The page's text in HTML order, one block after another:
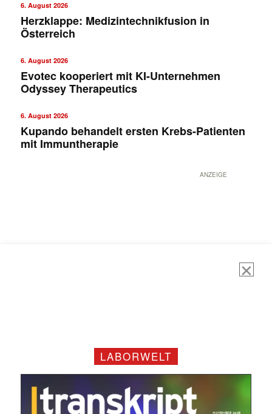
6. August 2026
Herzklappe: Medizintechnikfusion in
Österreich
6. August 2026
Evotec kooperiert mit KI-Unternehmen
Odyssey Therapeutics
6. August 2026
Kupando behandelt ersten Krebs-Patienten
mit Immuntherapie
ANZEIGE
LABORWELT